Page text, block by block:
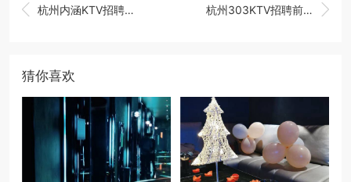
 杭州内涵KTV招聘服务生,(无押金） 
杭州303KTV招聘前台迎宾,(待遇从优)
猜你喜欢